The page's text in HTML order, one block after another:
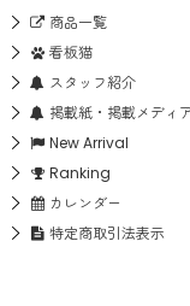
商品一覧
看板猫
スタッフ紹介
掲載紙・掲載メディア
New Arrival
Ranking
カレンダー
特定商取引法表示